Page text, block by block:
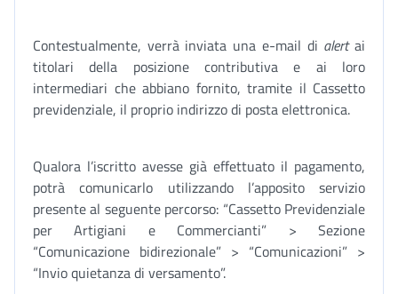
Contestualmente, verrà inviata una e-mail di alertai
titolari della posizione contributiva e ai loro
intermediari che abbiano fornito, tramite il Cassetto
previdenziale, il proprio indirizzo di posta elettronica.
Qualora l’iscritto avesse già effettuato il pagamento,
potrà comunicarlo utilizzando l’apposito servizio
presente al seguente percorso: “Cassetto Previdenziale
per Artigiani e Commercianti” > Sezione
“Comunicazione bidirezionale” > “Comunicazioni” >
“Invio quietanza di versamento”.